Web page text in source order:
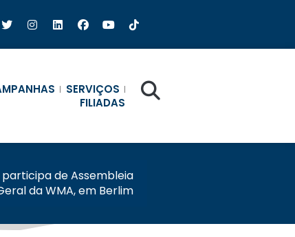
SERVIÇOS
FILIADAS
participa de Assembleia
da WMA, em Berlim